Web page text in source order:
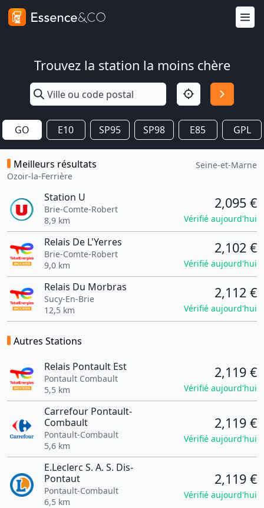
Trouvez la station la moins chère
GO E10 SP95 SP98 E85 GPL
Meilleurs résultats
Ozoir-la-Ferrière
Seine-et-Marne
Station U
Brie-Comte-Robert
8,9 km
2,095 €
Vérifié aujourd'hui
Relais De L'Yerres
Brie-Comte-Robert
9,0 km
2,102 €
Vérifié aujourd'hui
Relais Du Morbras
Sucy-En-Brie
12,5 km
2,112 €
Vérifié aujourd'hui
Autres Stations
Relais Pontault Est
Pontault Combault
5,5 km
2,119 €
Vérifié aujourd'hui
Carrefour Pontault-
Combault
Pontault-Combault
5,6 km
2,119 €
Vérifié aujourd'hui
E.Leclerc S. A. S. Dis-
Pontaut
Pontault-Combault
6,5 km
2,119 €
Vérifié aujourd'hui